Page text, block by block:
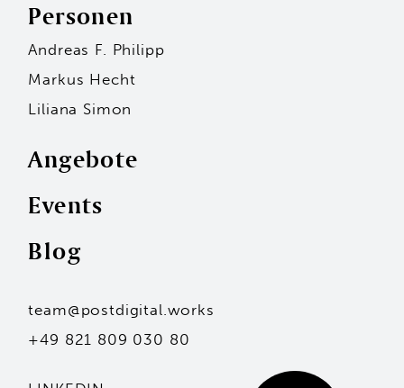
Andreas F. Philipp
Personen
Andreas F. Philipp
Markus Hecht
Liliana Simon
Angebote
Events
Blog
team@postdigital.works
+49 821 809 030 80